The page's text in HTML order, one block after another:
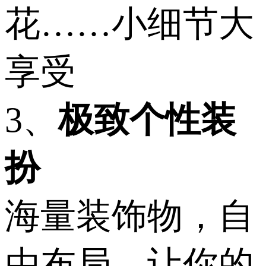
花……小细节大
享受
3、极致个性装
扮
海量装饰物，自